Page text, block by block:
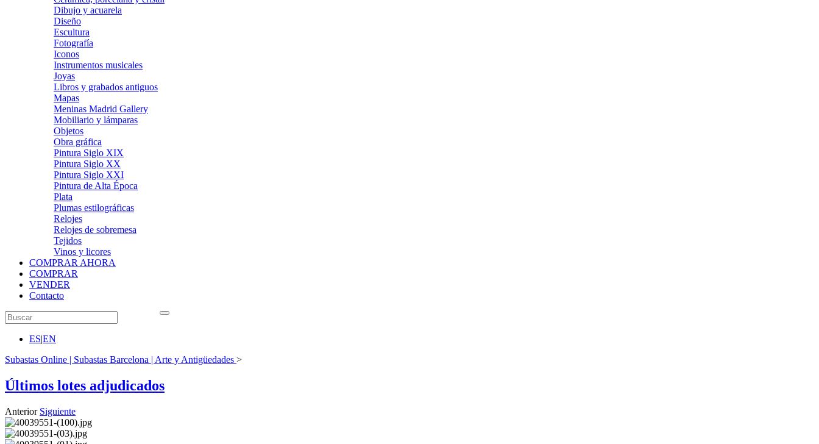
Dibujo y acuarela
Diseño
Escultura
Fotografía
Iconos
Instrumentos musicales
Joyas
Libros y grabados antiguos
Mapas
Meninas Madrid Gallery
Mobiliario y lámparas
Objetos
Obra gráfica
Pintura Siglo XIX
Pintura Siglo XX
Pintura Siglo XXI
Pintura de Alta Época
Plata
Plumas estilográficas
Relojes
Relojes de sobremesa
Tejidos
Vinos y licores
COMPRAR AHORA
COMPRAR
VENDER
Contacto
ES|EN
Subastas Online | Subastas Barcelona | Arte y Antigüedades >
Últimos lotes adjudicados
Anterior Siguiente